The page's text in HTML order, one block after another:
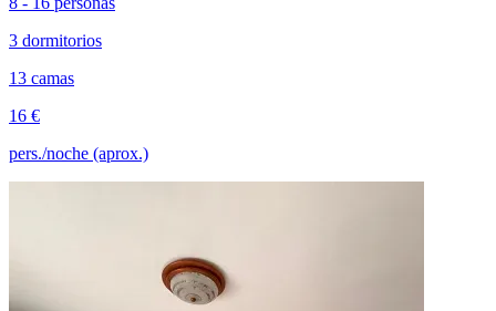
3 dormitorios
13 camas
16 €
pers./noche (aprox.)